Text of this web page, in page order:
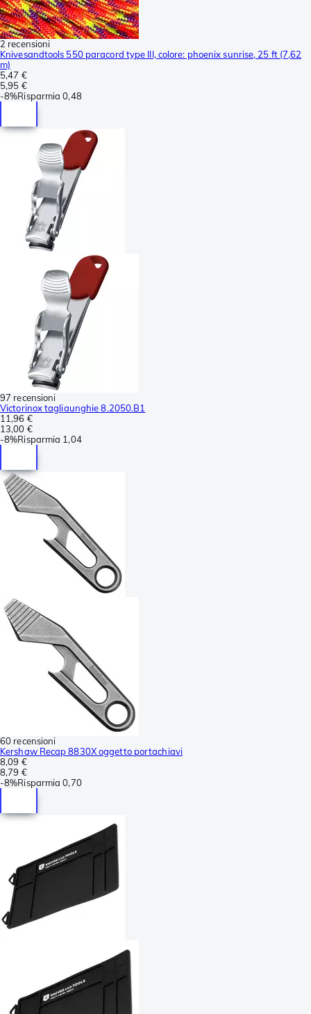
2 recensioni
Knivesandtools 550 paracord type III, colore: phoenix sunrise, 25 ft (7,62
m)
5,47 €
5,95 €
-8%Risparmia 0,48
97 recensioni
Victorinox tagliaunghie 8.2050.B1
11,96 €
13,00 €
-8%Risparmia 1,04
60 recensioni
Kershaw Recap 8830X oggetto portachiavi
8,09 €
8,79 €
-8%Risparmia 0,70